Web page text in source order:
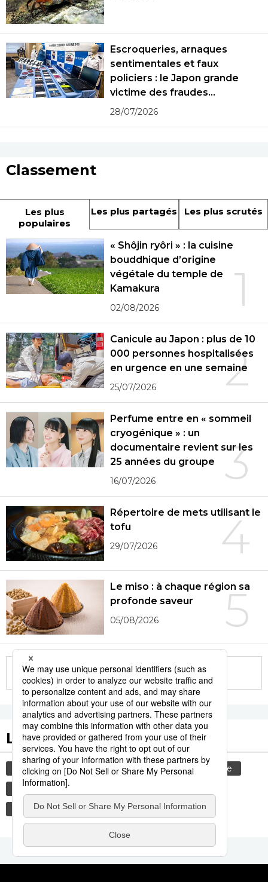
Escroqueries, arnaques
sentimentales et faux
policiers : le Japon grande
victime des fraudes
spécialisées
28/07/2026
Classement
Les plus
populaires
Les plus partagés Les plus scrutés
1
« Shôjin ryôri » : la cuisine
bouddhique d’origine
végétale du temple de
Kamakura
02/08/2026
2
Canicule au Japon : plus de 10
000 personnes hospitalisées
en urgence en une semaine
25/07/2026
3
Perfume entre en « sommeil
cryogénique » : un
documentaire revient sur les
25 années du groupe
16/07/2026
4
Répertoire de mets utilisant le
tofu
29/07/2026
5
Le miso : à chaque région sa
profonde saveur
05/08/2026
More in this series
Les tags populaires
gastronomie culture histoire
femme
edo
sexe
bouddhisme
vie quotidienne